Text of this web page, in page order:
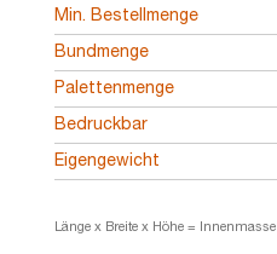
Min. Bestellmenge
Bundmenge
Palettenmenge
Bedruckbar
Eigengewicht
Länge x Breite x Höhe = Innenmasse